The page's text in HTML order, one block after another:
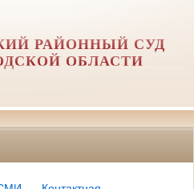
РАЙОННЫЙ СУД
ОБЛАСТИ